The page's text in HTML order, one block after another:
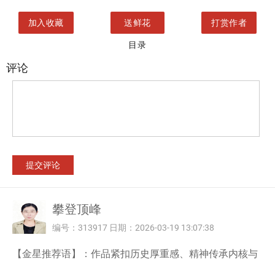
加入收藏 送鲜花 打赏作者
目录
评论
攀登顶峰
编号：313917 日期：2026-03-19 13:07:38
【金星推荐语】：作品紧扣历史厚重感、精神传承内核与